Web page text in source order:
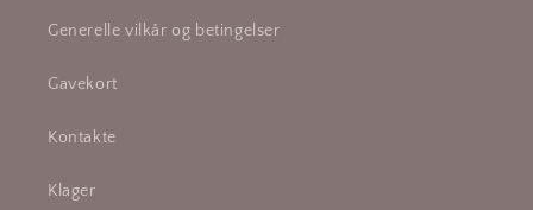
Generelle vilkår og betingelser
Gavekort
Kontakte
Klager